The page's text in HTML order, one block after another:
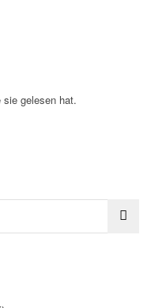
sie gelesen hat.